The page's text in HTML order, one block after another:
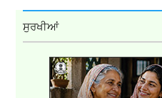
ਸੁਰਖੀਆਂ